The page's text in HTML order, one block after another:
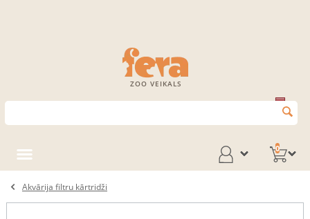
ZOO VEIKALS
0
Akvārija filtru kārtridži